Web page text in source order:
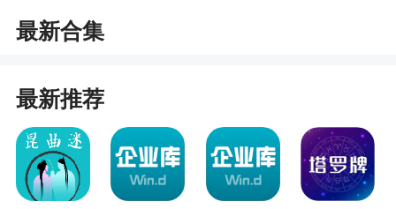
修复线上若干bug
最新合集
最新推荐